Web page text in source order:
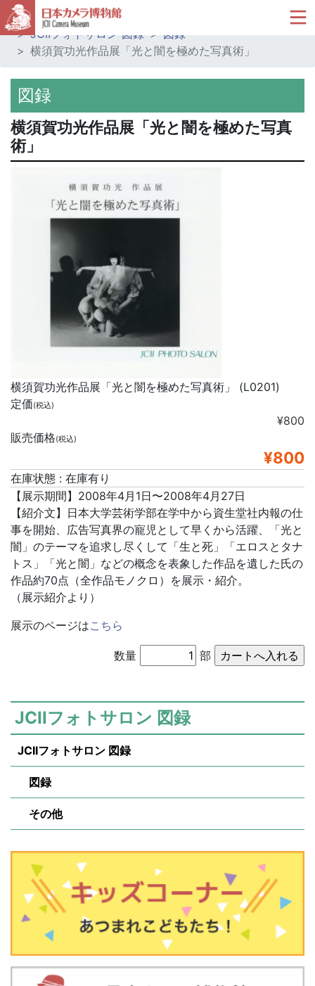
ホーム
ミュージアムショップ
JCIIフォトサロン 図録
図録
横須賀功光作品展「光と闇を極めた写真術」
図録
横須賀功光作品展「光と闇を極めた写真
術」
横須賀功光作品展「光と闇を極めた写真術」 (L0201)
定価(税込)
¥800
販売価格(税込)
¥800
在庫状態 : 在庫有り
【展示期間】2008年4月1日〜2008年4月27日
【紹介文】日本大学芸術学部在学中から資生堂社内報の仕
事を開始、広告写真界の寵児として早くから活躍、「光と
闇」のテーマを追求し尽くして「生と死」「エロスとタナ
トス」「光と闇」などの概念を表象した作品を遺した氏の
作品約70点（全作品モノクロ）を展示・紹介。
（展示紹介より）
展示のページはこちら
数量 部
JCIIフォトサロン 図録
JCIIフォトサロン 図録
図録
その他